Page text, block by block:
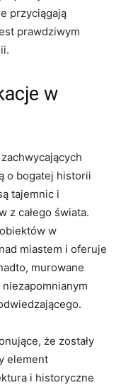
przyciągają
prawdziwym
w
o bogatej historii‍
⁤tajemnic i
z całego świata.
w
​miastem i ​oferuje
‌murowane
⁣że zostały
element
i historyczne